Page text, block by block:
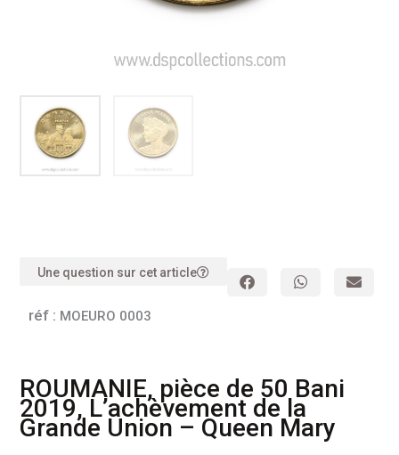
Une question sur cet article
réf : MOEURO 0003
ROUMANIE, pièce de 50 Bani
2019, L’achèvement de la
Grande Union – Queen Mary